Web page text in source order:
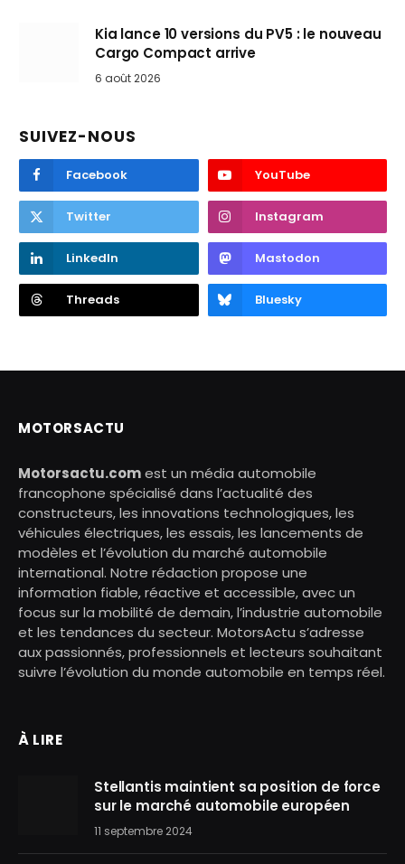
Kia lance 10 versions du PV5 : le nouveau
Cargo Compact arrive
6 août 2026
SUIVEZ-NOUS
Facebook YouTube
Twitter Instagram
LinkedIn Mastodon
Threads Bluesky
MOTORSACTU
Motorsactu.comest un média automobile
francophone spécialisé dans l’actualité des
constructeurs, les innovations technologiques, les
véhicules électriques, les essais, les lancements de
modèles et l’évolution du marché automobile
international. Notre rédaction propose une
information fiable, réactive et accessible, avec un
focus sur la mobilité de demain, l’industrie automobile
et les tendances du secteur. MotorsActu s’adresse
aux passionnés, professionnels et lecteurs souhaitant
suivre l’évolution du monde automobile en temps réel.
À LIRE
Stellantis maintient sa position de force
sur le marché automobile européen
11 septembre 2024